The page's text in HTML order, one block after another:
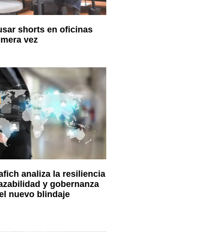
shorts en oficinas
vez
analiza la resiliencia
y gobernanza
nuevo blindaje